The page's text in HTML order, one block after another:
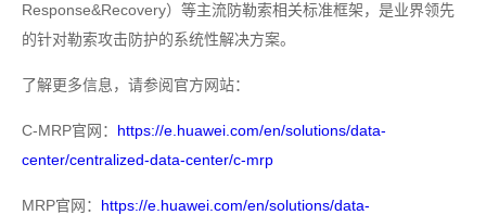
Response&Recovery）等主流防勒索相关标准框架，是业界领先
的针对勒索攻击防护的系统性解决方案。
了解更多信息，请参阅官方网站：
C-MRP官网： https://e.huawei.com/en/solutions/data-
center/centralized-data-center/c-mrp
MRP官网： https://e.huawei.com/en/solutions/data-